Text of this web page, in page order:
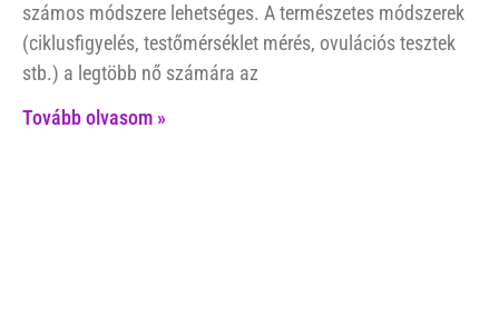
számos módszere lehetséges. A természetes módszerek
(ciklusfigyelés, testőmérséklet mérés, ovulációs tesztek
stb.) a legtöbb nő számára az
Tovább olvasom »